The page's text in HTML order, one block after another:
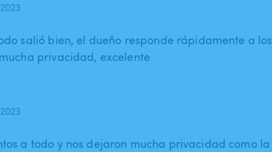
salió bien, el dueño responde rápidamente a los
privacidad, excelente
a todo y nos dejaron mucha privacidad como la